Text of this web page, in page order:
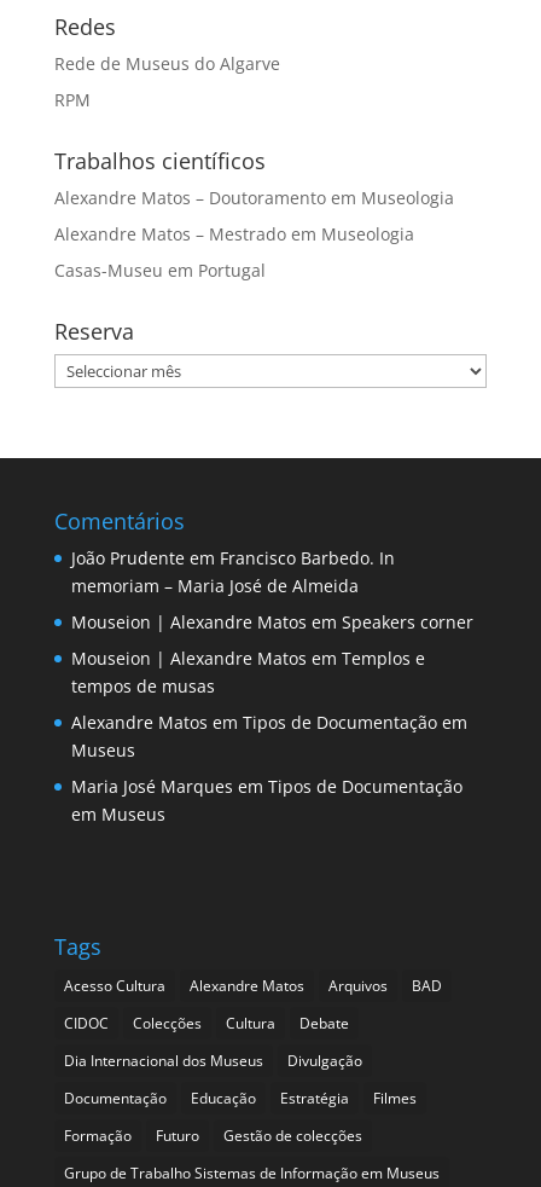
Redes
Rede de Museus do Algarve
RPM
Trabalhos científicos
Alexandre Matos – Doutoramento em Museologia
Alexandre Matos – Mestrado em Museologia
Casas-Museu em Portugal
Reserva
Reserva
Comentários
João Prudenteem Francisco Barbedo. In
memoriam – Maria José de Almeida
Mouseion | Alexandre Matos em Speakers corner
Mouseion | Alexandre Matos em Templos e
tempos de musas
Alexandre Matos em Tipos de Documentação em
Museus
Maria José Marques em Tipos de Documentação
em Museus
Tags
Acesso Cultura Alexandre Matos Arquivos
BAD
CIDOC
Colecções Cultura
Debate
Dia Internacional dos Museus
Divulgação
Documentação
Educação Estratégia
Filmes
Formação
Futuro
Gestão de colecções
Grupo de Trabalho Sistemas de Informação em Museus